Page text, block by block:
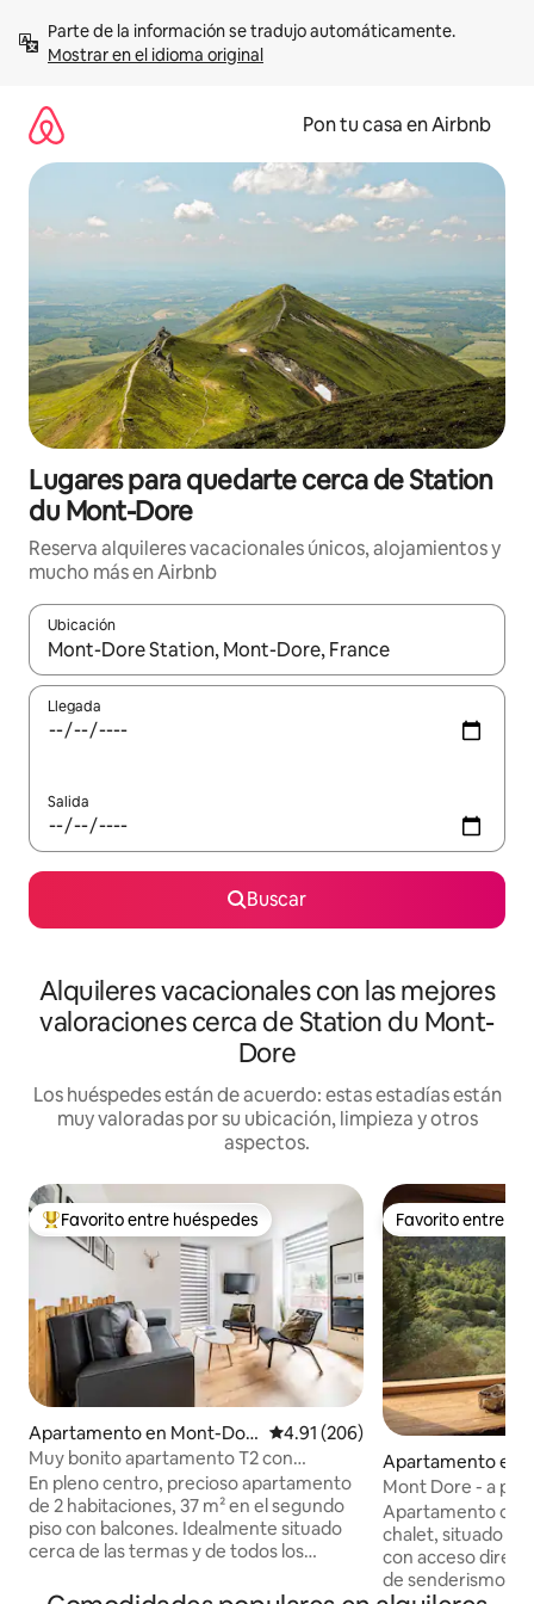
contenidoMostrar en el idioma original
Pon tu casa en Airbnb
Lugares para quedarte cerca de Station
du Mont-Dore
Reserva alquileres vacacionales únicos, alojamientos y
mucho más en Airbnb
Ubicación
Cuando los resultados estén disponibles, navega con las
Llegada
Salida
Buscar
Alquileres vacacionales con las mejores
valoraciones cerca de Station du Mont-
Dore
Los huéspedes están de acuerdo: estas estadías están
muy valoradas por su ubicación, limpieza y otros
aspectos.
Favorito entre huéspedes preferido
Favorito entre huéspedes
Apartamento en Mont-Dor
e
Calificación promedio: 4.91 de
4.91 (206)
Muy bonito apartamento T2 con
balcones en pleno centro
En pleno centro, precioso apartamento
de 2 habitaciones, 37 m² en el segundo
piso con balcones. Idealmente situado
cerca de las termas y de todos los
de estar que combina sala de estar y
Favorito entre
Favorito entre
Apartamento en
e
Mont Dore - a pie
personas
Apartamento de
chalet, situado en
con acceso
de senderismo.